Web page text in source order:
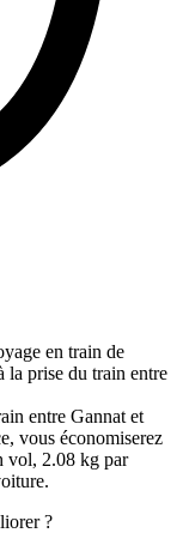
en train de
la prise du train entre
entre Gannat et
vous économiserez
vol, 2.08 kg par
?